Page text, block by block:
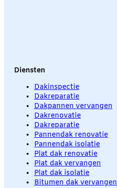
Diensten
Dakinspectie
Dakreparatie
Dakpannen vervangen
Dakrenovatie
Dakreparatie
Pannendak renovatie
Pannendak isolatie
Plat dak renovatie
Plat dak vervangen
Plat dak isolatie
Bitumen dak vervangen